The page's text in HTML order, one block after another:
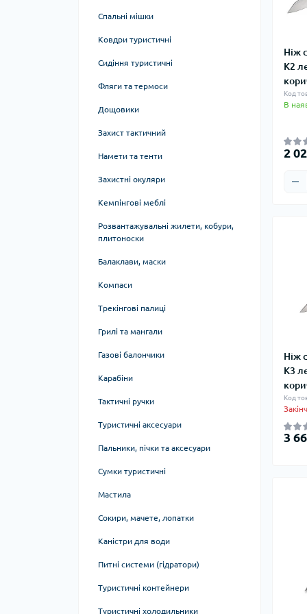
Диски для ковзання
Еспандери
Колесо для йоги
М'ячі для пілатесу
Напівсфери масажні
Еспандери кистьові
Захист гомілки та стопи
Захист паху
Захист передпліччя
Капи
Бинти боксерські
Набори екіпіровки
Пневмотренажер для боксу
Кріплення та ланцюги для груш та
Нунчаку
Спальні мішки
Ковдри туристичні
Сидіння туристичні
Фляги та термоси
Дощовики
Захист тактичний
Намети та тенти
Захистні окуляри
Кемпінгові меблі
Розвантажувальні жилети, кобури,
плитоноски
Балаклави, маски
Компаси
Трекінгові палиці
Грилі та мангали
Газові балончики
Карабіни
Тактичні ручки
Туристичні аксесуари
Пальники, пічки та аксесуари
Сумки туристичні
Мастила
Сокири, мачете, лопатки
Каністри для води
Питні системи (гідратори)
Туристичні контейнери
Туристичні холодильники
Ніж
K2
Код
В
2
Ніж
K3
Код
3